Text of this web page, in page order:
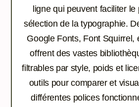
ligne qui peuvent faciliter
sélection de la typographie.
Google Fonts, Font Squirrel,
offrent des vastes
filtrables par style, poids et
outils pour comparer et
différentes polices